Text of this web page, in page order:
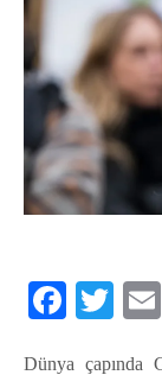
Facebook
Dünya çapında